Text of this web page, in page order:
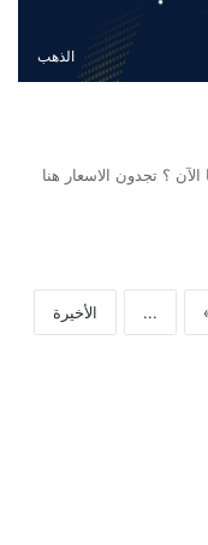
الذهب
؟ تجدون الاسعار هنا
... الأخيرة